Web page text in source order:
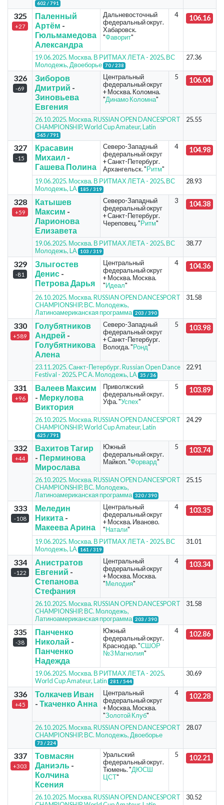
602 / 791
325
+27
Паленный
Артём -
Гюльмамедова
Александра
Дальневосточный
федеральный округ.
Хабаровск.
"Фаворит"
4 106.16
19.06.2025. Москва. В РИТМАХ ЛЕТА - 2025. ВС
Молодежь, Двоеборье 70 / 238
27.36
326
-69
Зиборов
Дмитрий -
Зиновьева
Евгения
Центральный
федеральный округ
+ Москва. Коломна.
"Динамо Коломна"
5 106.04
26.10.2025. Москва. RUSSIAN OPEN DANCESPORT
CHAMPIONSHIP.World Cup Amateur, Latin
565 / 791
25.55
327
-15
Красавин
Михаил -
Гашева Полина
Северо-Западный
федеральный округ
+ Санкт-Петербург.
Архангельск. "Ритм"
4 104.98
19.06.2025. Москва. В РИТМАХ ЛЕТА - 2025. ВС
Молодежь, LA
185 / 319
28.93
328
+59
Катышев
Максим -
Ларионова
Елизавета
Северо-Западный
федеральный округ
+ Санкт-Петербург.
Череповец. "Ритм"
3 104.38
19.06.2025. Москва. В РИТМАХ ЛЕТА - 2025. ВС
Молодежь, LA
103 / 319
38.77
329
-81
Злыгостев
Денис-
Петрова Дарья
Центральный
федеральный округ
+ Москва. Москва.
"Идеал"
4 104.36
26.10.2025. Москва. RUSSIAN OPEN DANCESPORT
CHAMPIONSHIP. ВС. Молодежь,
Латиноамериканская программа 203 / 390
31.58
330
+589
Голубятников
Андрей -
Голубятникова
Алена
Северо-Западный
федеральный округ
+ Санкт-Петербург.
Вологда. "Ронд"
5 103.98
23.11.2025. Санкт-Петербург. Russian Open Dance
Festival - 2025. РС А. Молодежь, LA 35 / 36
22.91
331
+96
Валеев Максим
- Меркулова
Виктория
Приволжский
федеральный округ.
Уфа. "Успех"
5 103.89
26.10.2025. Москва. RUSSIAN OPEN DANCESPORT
CHAMPIONSHIP.World Cup Amateur, Latin
625 / 791
24.29
332
+44
Вахитов Тагир
- Перминова
Мирослава
Южный
федеральный округ.
Майкоп. "Форвард"
5 103.74
26.10.2025. Москва. RUSSIAN OPEN DANCESPORT
CHAMPIONSHIP. ВС. Молодежь,
Латиноамериканская программа 320 / 390
25.15
333
-108
Меледин
Никита-
Макеева Арина
Центральный
федеральный округ
+ Москва. Иваново.
"Натали"
4 103.35
19.06.2025. Москва. В РИТМАХ ЛЕТА - 2025. ВС
Молодежь, LA
161 / 319
31.01
334
-122
Анистратов
Евгений -
Степанова
Стефания
Центральный
федеральный округ
+ Москва. Москва.
"Мелодия"
4 103.34
26.10.2025. Москва. RUSSIAN OPEN DANCESPORT
CHAMPIONSHIP. ВС. Молодежь,
Латиноамериканская программа 203 / 390
31.58
335
-38
Панченко
Николай -
Панченко
Надежда
Южный
федеральный округ.
Краснодар. "СШОР
№3 Магнолия"
4 102.86
19.06.2025. Москва. В РИТМАХ ЛЕТА - 2025.
World Cup Amateur, Latin
281 / 544
30.69
336
+45
Толкачев Иван
- Ткаченко Анна
Центральный
федеральный округ
+ Москва. Москва.
"Золотой Клуб"
4 102.28
26.10.2025. Москва. RUSSIAN OPEN DANCESPORT
CHAMPIONSHIP. ВС. Молодежь, Двоеборье
73 / 224
28.07
337
+303
Товмасян
Даниэль-
Колчина
Ксения
Уральский
федеральный округ.
Тюмень. "ДЮСШ
ЦСТ"
5 102.21
26.10.2025. Москва. RUSSIAN OPEN DANCESPORT
30.52